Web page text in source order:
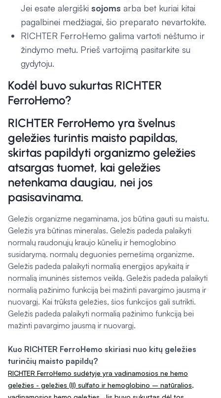
Jei esate alergiški sojoms arba bet kuriai kitai
pagalbinei medžiagai, šio preparato nevartokite.
RICHTER FerroHemo galima vartoti nėštumo ir
žindymo metu. Prieš vartojimą pasitarkite su
gydytoju.
Kodėl buvo sukurtas RICHTER
FerroHemo?
RICHTER FerroHemo yra švelnus
geležies turintis maisto papildas,
skirtas papildyti organizmo geležies
atsargas tuomet, kai geležies
netenkama daugiau, nei jos
pasisavinama.
Geležis organizme negaminama, jos būtina gauti su maistu.
Geležis yra būtinas mineralas. Geležis padeda palaikyti
normalų raudonųjų kraujo kūnelių ir hemoglobino
susidarymą. normalų deguonies pernešimą organizme.
Geležis padeda palaikyti normalią energijos apykaitą ir
normalią imuninės sistemos veiklą. Geležis padeda palaikyti
normalią pažinimo funkciją bei mažinti pavargimo jausmą ir
nuovargį. Kai trūksta geležies, šios funkcijos gali sutrikti.
Geležis padeda palaikyti normalią pažinimo funkciją bei
mažinti pavargimo jausmą ir nuovargį.
Kuo RICHTER FerroHemo skiriasi nuo kitų geležies
turinčių maisto papildų?
RICHTER FerroHemo sudėtyje yra vadinamosios ne hemo
geležies - geležies (II) sulfato ir hemoglobino – natūralios,